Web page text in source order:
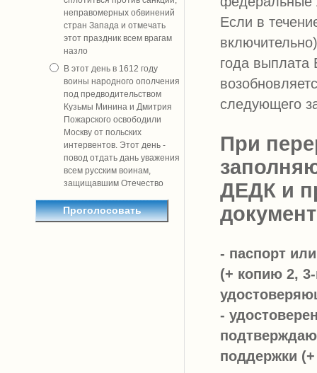
неправомерных обвинений
стран Запада и отмечать
этот праздник всем врагам
назло
В этот день в 1612 году
воины народного ополчения
под предводительством
Кузьмы Минина и Дмитрия
Пожарского освободили
Москву от польских
интервентов. Этот день -
повод отдать дань уважения
всем русским воинам,
защищавшим Отечество
Если в
года
следующего
При
ДЕДК и
- паспорт
(+ копию 2,
-
поддержки